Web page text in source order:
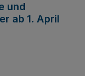
und
ab 1. April